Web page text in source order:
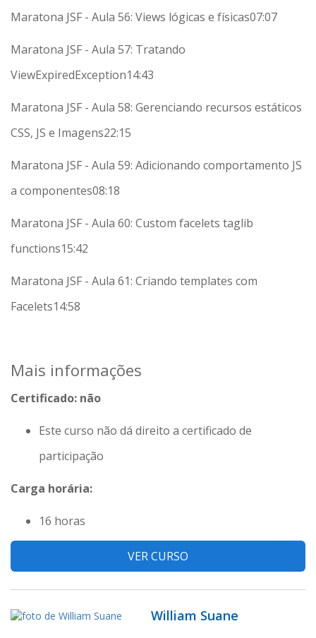
Maratona JSF - Aula 56: Views lógicas e físicas07:07
Maratona JSF - Aula 57: Tratando
ViewExpiredException14:43
Maratona JSF - Aula 58: Gerenciando recursos estáticos
CSS, JS e Imagens22:15
Maratona JSF - Aula 59: Adicionando comportamento JS
a componentes08:18
Maratona JSF - Aula 60: Custom facelets taglib
functions15:42
Maratona JSF - Aula 61: Criando templates com
Facelets14:58
Mais informações
Certificado: não
Este curso não dá direito a certificado de
participação
Carga horária:
16 horas
VER CURSO
William Suane